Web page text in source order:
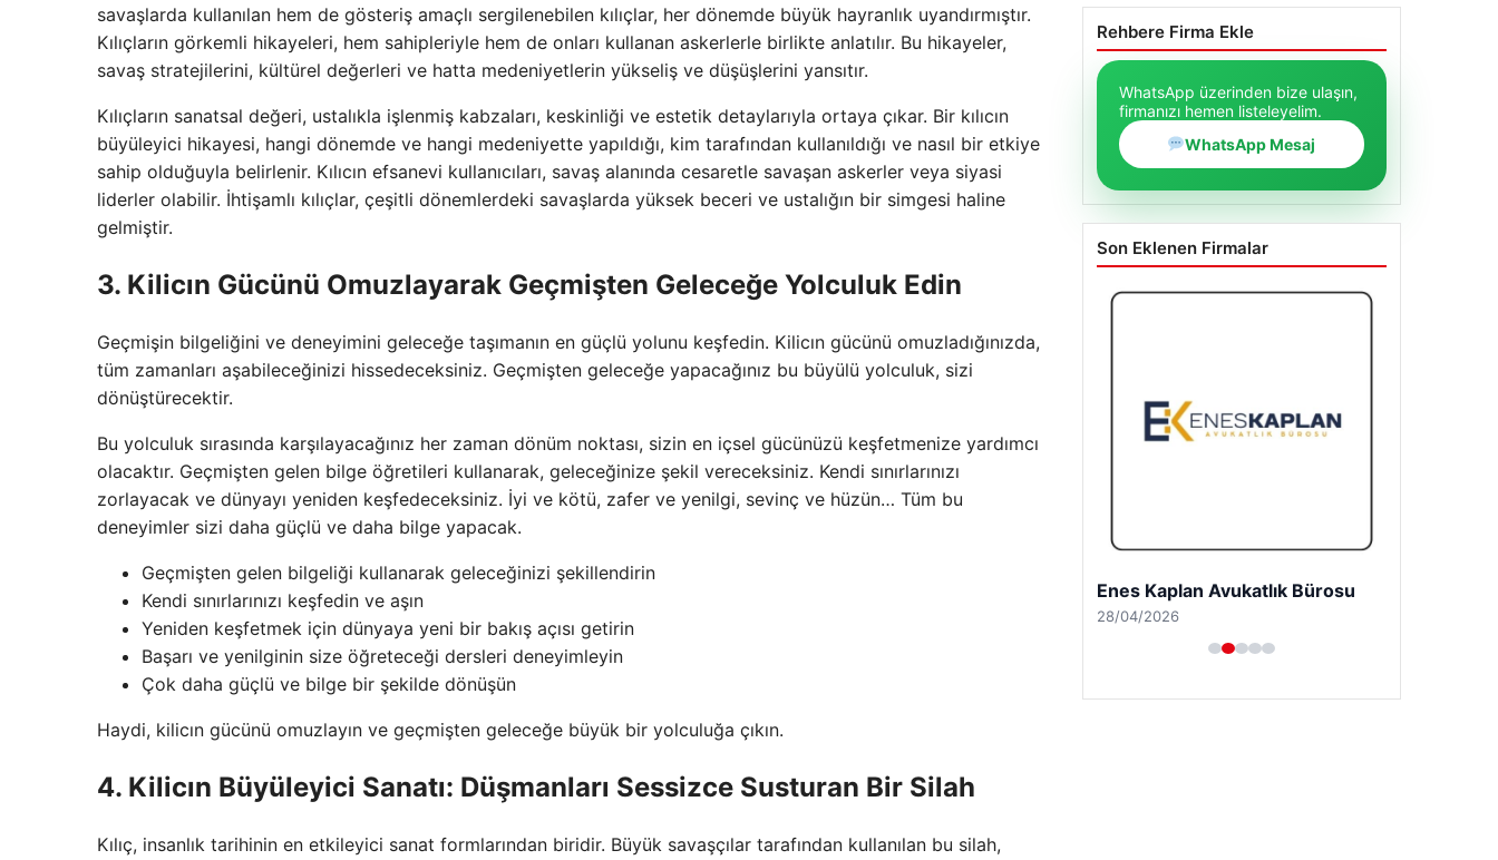
savaşlarda kullanılan hem de gösteriş amaçlı sergilenebilen kılıçlar, her dönemde büyük hayranlık uyandırmıştır.
Kılıçların görkemli hikayeleri, hem sahipleriyle hem de onları kullanan askerlerle birlikte anlatılır. Bu hikayeler,
savaş stratejilerini, kültürel değerleri ve hatta medeniyetlerin yükseliş ve düşüşlerini yansıtır.
Kılıçların sanatsal değeri, ustalıkla işlenmiş kabzaları, keskinliği ve estetik detaylarıyla ortaya çıkar. Bir kılıcın
büyüleyici hikayesi, hangi dönemde ve hangi medeniyette yapıldığı, kim tarafından kullanıldığı ve nasıl bir etkiye
sahip olduğuyla belirlenir. Kılıcın efsanevi kullanıcıları, savaş alanında cesaretle savaşan askerler veya siyasi
liderler olabilir. İhtişamlı kılıçlar, çeşitli dönemlerdeki savaşlarda yüksek beceri ve ustalığın bir simgesi haline
gelmiştir.
3. Kilicın Gücünü Omuzlayarak Geçmişten Geleceğe Yolculuk Edin
Geçmişin bilgeliğini ve deneyimini geleceğe taşımanın en güçlü yolunu keşfedin. Kilicın gücünü omuzladığınızda,
tüm zamanları aşabileceğinizi hissedeceksiniz. Geçmişten geleceğe yapacağınız bu büyülü yolculuk, sizi
dönüştürecektir.
Bu yolculuk sırasında karşılayacağınız her zaman dönüm noktası, sizin en içsel gücünüzü keşfetmenize yardımcı
olacaktır. Geçmişten gelen bilge öğretileri kullanarak, geleceğinize şekil vereceksiniz. Kendi sınırlarınızı
zorlayacak ve dünyayı yeniden keşfedeceksiniz. İyi ve kötü, zafer ve yenilgi, sevinç ve hüzün… Tüm bu
deneyimler sizi daha güçlü ve daha bilge yapacak.
Geçmişten gelen bilgeliği kullanarak geleceğinizi şekillendirin
Kendi sınırlarınızı keşfedin ve aşın
Yeniden keşfetmek için dünyaya yeni bir bakış açısı getirin
Başarı ve yenilginin size öğreteceği dersleri deneyimleyin
Çok daha güçlü ve bilge bir şekilde dönüşün
Haydi, kilicın gücünü omuzlayın ve geçmişten geleceğe büyük bir yolculuğa çıkın.
4. Kilicın Büyüleyici Sanatı: Düşmanları Sessizce Susturan Bir Silah
Kılıç, insanlık tarihinin en etkileyici sanat formlarından biridir. Büyük savaşçılar tarafından kullanılan bu silah,
Rehbere Firma Ekle
WhatsApp üzerinden bize ulaşın,
firmanızı hemen listeleyelim.
WhatsApp Mesaj
Son Eklenen Firmalar
Enes Kaplan Avukatlık Bürosu
28/04/2026